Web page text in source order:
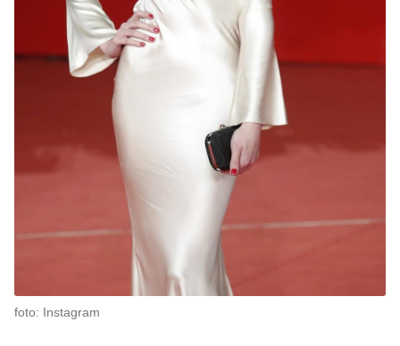
foto: Instagram